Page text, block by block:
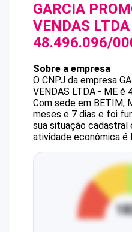
GARCIA
VENDAS
48.496.096/
Sobre a empresa
O CNPJ da empresa
VENDAS LTDA - ME é
Com sede em BETIM,
meses e 7 dias e foi
sua situação cadastral
atividade econômica é